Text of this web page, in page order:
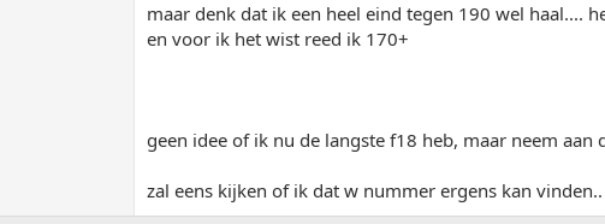
maar denk dat ik een heel eind tegen 190 wel haal....
en voor ik het wist reed ik 170+
geen idee of ik nu de langste f18 heb, maar neem aan
zal eens kijken of ik dat w nummer ergens kan vinden..